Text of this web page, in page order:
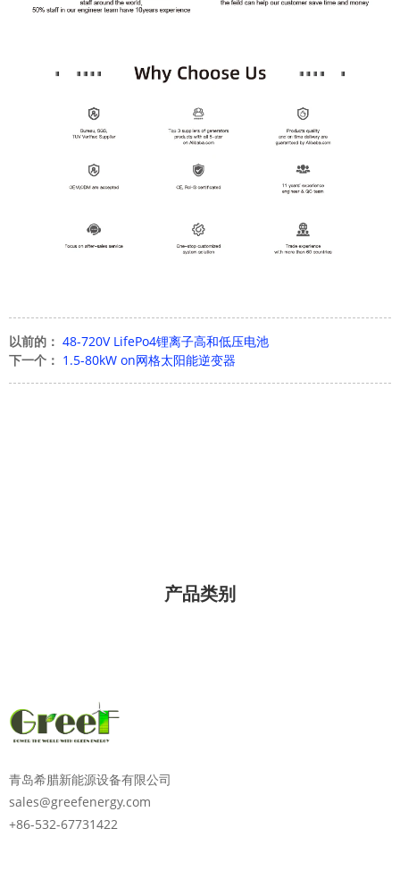
以前的： 48-720V LifePo4锂离子高和低压电池
下一个： 1.5-80kW on网格太阳能逆变器
产品类别
青岛希腊新能源设备有限公司
sales@greefenergy.com
+86-532-67731422